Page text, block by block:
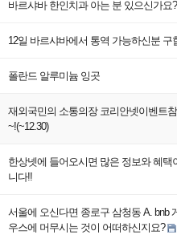
바르샤바 한인치과 아는 분 있으신가요?
12일 바르샤바에서 통역 가능하신분 구
폴란드 알루미늄 잉곳
재외국민의 소통의장 코리안넷이벤트
~!(~12.30)
한상넷에 들어오시면 많은 정보와 혜택
니다!!
서울에 오신다면 종로구 삼청동 A. bnb
우스에 머무시는 것이 어떠하신지요?